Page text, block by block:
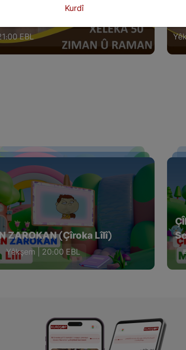
XELEKA (50) LIGEL
EBL
ZAROKAN (Çîroka Lîlî)
Yêkşem | 20:00 EBL
Kurdî